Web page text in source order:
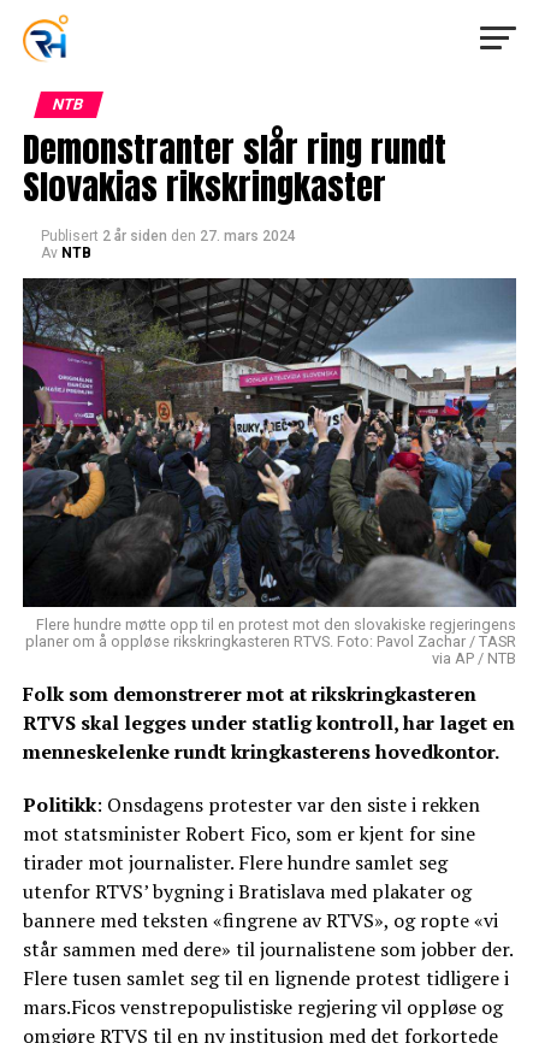
NTB
Demonstranter slår ring rundt
Slovakias rikskringkaster
Publisert 2 år siden den 27. mars 2024
Av NTB
Flere hundre møtte opp til en protest mot den slovakiske regjeringens
planer om å oppløse rikskringkasteren RTVS. Foto: Pavol Zachar / TASR
via AP / NTB
Folk som demonstrerer mot at rikskringkasteren
RTVS skal legges under statlig kontroll, har laget en
menneskelenke rundt kringkasterens hovedkontor.
Politikk: Onsdagens protester var den siste i rekken
mot statsminister Robert Fico, som er kjent for sine
tirader mot journalister. Flere hundre samlet seg
utenfor RTVS’ bygning i Bratislava med plakater og
bannere med teksten «fingrene av RTVS», og ropte «vi
står sammen med dere» til journalistene som jobber der.
Flere tusen samlet seg til en lignende protest tidligere i
mars.Ficos venstrepopulistiske regjering vil oppløse og
omgjøre RTVS til en ny institusjon med det forkortede